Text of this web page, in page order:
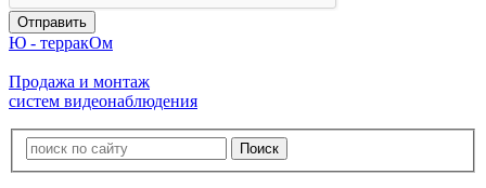
Ю - терракОм
Продажа и монтаж
систем видеонаблюдения